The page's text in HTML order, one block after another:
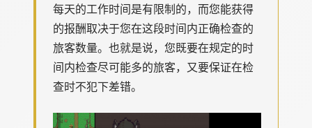
每天的工作时间是有限制的，而您能获得
的报酬取决于您在这段时间内正确检查的
旅客数量。也就是说，您既要在规定的时
间内检查尽可能多的旅客，又要保证在检
查时不犯下差错。